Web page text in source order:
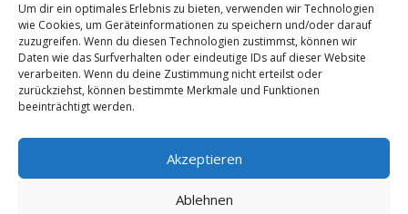
Um dir ein optimales Erlebnis zu bieten, verwenden wir Technologien
wie Cookies, um Geräteinformationen zu speichern und/oder darauf
zuzugreifen. Wenn du diesen Technologien zustimmst, können wir
Daten wie das Surfverhalten oder eindeutige IDs auf dieser Website
verarbeiten. Wenn du deine Zustimmung nicht erteilst oder
zurückziehst, können bestimmte Merkmale und Funktionen
beeinträchtigt werden.
Akzeptieren
Ablehnen
16.2.21
15.2.21
Februar 2021
Copyright 2020 ZeroGravityby